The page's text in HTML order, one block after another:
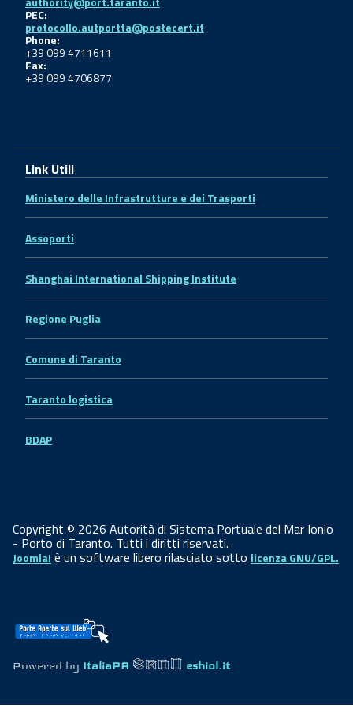
PEC:
protocollo.autportta@postecert.it
Phone:
+39 099 4711611
Fax:
+39 099 4706877
Link Utili
Ministero delle Infrastrutture e dei Trasporti
Assoporti
Shanghai International Shipping Institute
Regione Puglia
Comune di Taranto
Taranto logistica
BDAP
Copyright © 2026 Autorità di Sistema Portuale del Mar Ionio
- Porto di Taranto. Tutti i diritti riservati.
Joomla! è un software libero rilasciato sotto licenza GNU/GPL.
Powered by ItaliaPA eshiol.it